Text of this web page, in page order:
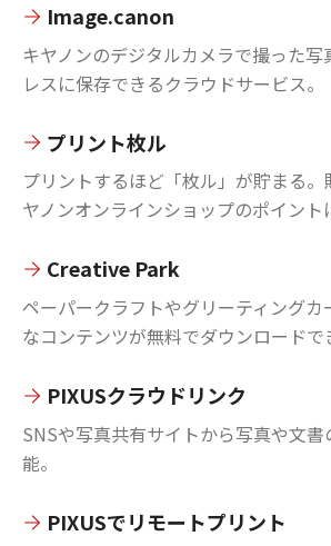
Image.canon
キヤノンのデジタルカメラで撮った
レスに保存できるクラウドサービス。
プリント枚ル
プリントするほど「枚ル」が貯まる
ヤノンオンラインショップのポイント
Creative Park
ペーパークラフトやグリーティングカ
なコンテンツが無料でダウンロードで
PIXUSクラウドリンク
SNSや写真共有サイトから写真や文
能。
PIXUSでリモートプリント